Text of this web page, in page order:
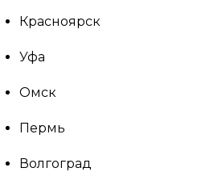
Красноярск
Уфа
Омск
Пермь
Волгоград